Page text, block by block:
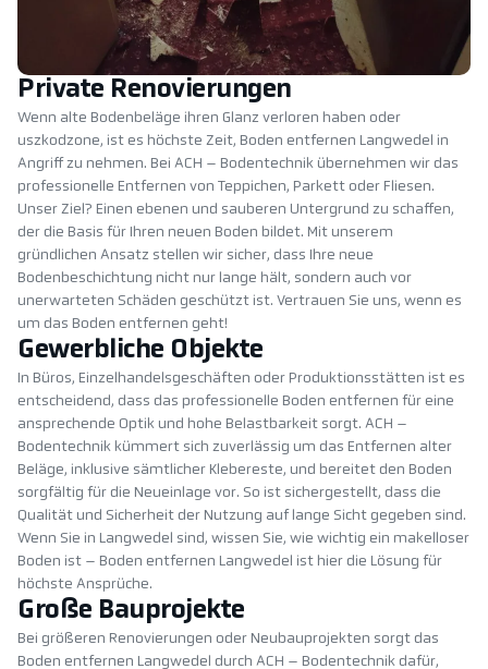
Private Renovierungen
Wenn alte Bodenbeläge ihren Glanz verloren haben oder
uszkodzone, ist es höchste Zeit, Boden entfernen Langwedel in
Angriff zu nehmen. Bei ACH – Bodentechnik übernehmen wir das
professionelle Entfernen von Teppichen, Parkett oder Fliesen.
Unser Ziel? Einen ebenen und sauberen Untergrund zu schaffen,
der die Basis für Ihren neuen Boden bildet. Mit unserem
gründlichen Ansatz stellen wir sicher, dass Ihre neue
Bodenbeschichtung nicht nur lange hält, sondern auch vor
unerwarteten Schäden geschützt ist. Vertrauen Sie uns, wenn es
um das Boden entfernen geht!
Gewerbliche Objekte
In Büros, Einzelhandelsgeschäften oder Produktionsstätten ist es
entscheidend, dass das professionelle Boden entfernen für eine
ansprechende Optik und hohe Belastbarkeit sorgt. ACH –
Bodentechnik kümmert sich zuverlässig um das Entfernen alter
Beläge, inklusive sämtlicher Klebereste, und bereitet den Boden
sorgfältig für die Neueinlage vor. So ist sichergestellt, dass die
Qualität und Sicherheit der Nutzung auf lange Sicht gegeben sind.
Wenn Sie in Langwedel sind, wissen Sie, wie wichtig ein makelloser
Boden ist – Boden entfernen Langwedel ist hier die Lösung für
höchste Ansprüche.
Große Bauprojekte
Bei größeren Renovierungen oder Neubauprojekten sorgt das
Boden entfernen Langwedel durch ACH – Bodentechnik dafür,